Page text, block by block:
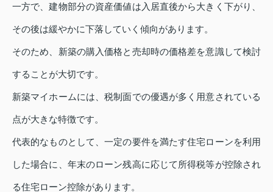
一方で、建物部分の資産価値は入居直後から大きく下がり、
その後は緩やかに下落していく傾向があります。
そのため、新築の購入価格と売却時の価格差を意識して検討
することが大切です。
新築マイホームには、税制面での優遇が多く用意されている
点が大きな特徴です。
代表的なものとして、一定の要件を満たす住宅ローンを利用
した場合に、年末のローン残高に応じて所得税等が控除され
る住宅ローン控除があります。